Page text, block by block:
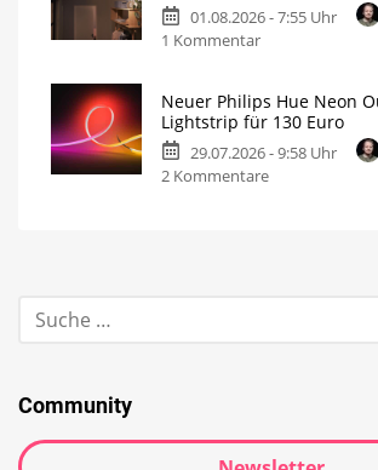
01.08.2026 - 7:55 Uhr
1 Kommentar
Neuer Philips Hue Neon
Lightstrip für 130 Euro
29.07.2026 - 9:58 Uhr
2 Kommentare
Community